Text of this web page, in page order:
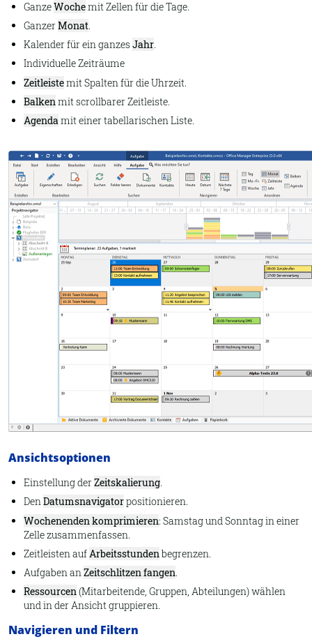
GanzeWochemit Zellen für die Tage.
GanzerMonat.
Kalender für ein ganzes Jahr.
Individuelle Zeiträume
Zeitleistemit Spalten für die Uhrzeit.
Balken mit scrollbarer Zeitleiste.
Agendamit einer tabellarischen Liste.
Ansichtsoptionen
Einstellung derZeitskalierung.
DenDatumsnavigatorpositionieren.
Wochenenden komprimieren: Samstag und Sonntag in einer
Zelle zusammenfassen.
Zeitleisten aufArbeitsstundenbegrenzen.
Aufgaben anZeitschlitzen fangen.
Ressourcen(Mitarbeitende, Gruppen, Abteilungen) wählen
und in der Ansicht gruppieren.
Navigieren und Filtern